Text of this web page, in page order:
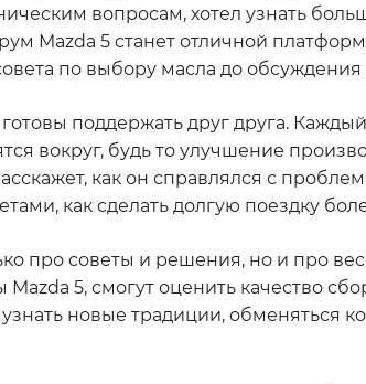
вопросам, хотел узнать
Mazda 5 станет отличной
по выбору масла до обсуждения
поддержать друг друга.
вокруг, будь то улучшение
как он справлялся с
как сделать долгую поездку
про советы и решения, но и про
5, смогут оценить качество
новые традиции, обменяться